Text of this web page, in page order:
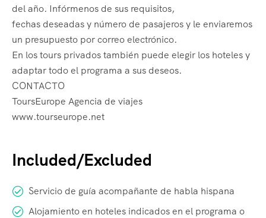
del año. Infórmenos de sus requisitos,
fechas deseadas y número de pasajeros y le enviaremos
un presupuesto por correo electrónico.
En los tours privados también puede elegir los hoteles y
adaptar todo el programa a sus deseos.
CONTACTO
ToursEurope Agencia de viajes
www.tourseurope.net
Included/Excluded
Servicio de guía acompañante de habla hispana
Alojamiento en hoteles indicados en el programa o